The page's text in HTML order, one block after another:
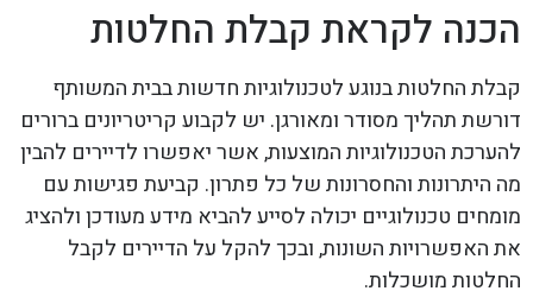
הכנה לקראת קבלת החלטות
קבלת החלטות בנוגע לטכנולוגיות חדשות בבית המשותף
דורשת תהליך מסודר ומאורגן. יש לקבוע קריטריונים ברורים
להערכת הטכנולוגיות המוצעות, אשר יאפשרו לדיירים להבין
מה היתרונות והחסרונות של כל פתרון. קביעת פגישות עם
מומחים טכנולוגיים יכולה לסייע להביא מידע מעודכן ולהציג
את האפשרויות השונות, ובכך להקל על הדיירים לקבל
החלטות מושכלות.